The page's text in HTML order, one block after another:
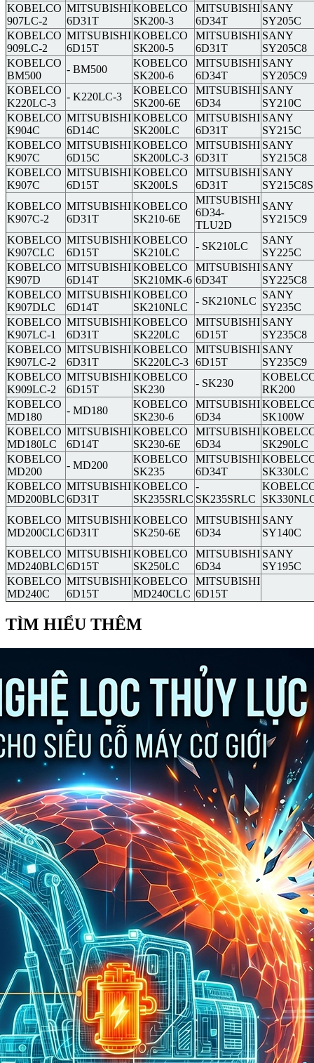
KOBELCO
907LC-2
MITSUBISHI
6D31T
KOBELCO
SK200-3
MITSUBISHI
6D34T
SANY
SY205C
KOBELCO
909LC-2
MITSUBISHI
6D15T
KOBELCO
SK200-5
MITSUBISHI
6D31T
SANY
SY205C8
KOBELCO
BM500
- BM500
KOBELCO
SK200-6
MITSUBISHI
6D34T
SANY
SY205C9
KOBELCO
K220LC-3
- K220LC-3
KOBELCO
SK200-6E
MITSUBISHI
6D34
SANY
SY210C
KOBELCO
K904C
MITSUBISHI
6D14C
KOBELCO
SK200LC
MITSUBISHI
6D31T
SANY
SY215C
KOBELCO
K907C
MITSUBISHI
6D15C
KOBELCO
SK200LC-3
MITSUBISHI
6D31T
SANY
SY215C8
KOBELCO
K907C
MITSUBISHI
6D15T
KOBELCO
SK200LS
MITSUBISHI
6D31T
SANY
SY215C8S
KOBELCO
K907C-2
MITSUBISHI
6D31T
KOBELCO
SK210-6E
MITSUBISHI
6D34-
TLU2D
SANY
SY215C9
KOBELCO
K907CLC
MITSUBISHI
6D15T
KOBELCO
SK210LC
- SK210LC
SANY
SY225C
KOBELCO
K907D
MITSUBISHI
6D14T
KOBELCO
SK210MK-6
MITSUBISHI
6D34T
SANY
SY225C8
KOBELCO
K907DLC
MITSUBISHI
6D14T
KOBELCO
SK210NLC
- SK210NLC
SANY
SY235C
KOBELCO
K907LC-1
MITSUBISHI
6D31T
KOBELCO
SK220LC
MITSUBISHI
6D15T
SANY
SY235C8
KOBELCO
K907LC-2
MITSUBISHI
6D31T
KOBELCO
SK220LC-3
MITSUBISHI
6D15T
SANY
SY235C9
KOBELCO
K909LC-2
MITSUBISHI
6D15T
KOBELCO
SK230
- SK230
RK200
KOBELCO
MD180
- MD180
KOBELCO
SK230-6
MITSUBISHI
6D34
SK100W
KOBELCO
MD180LC
MITSUBISHI
6D14T
KOBELCO
SK230-6E
MITSUBISHI
6D34
SK290LC
KOBELCO
MD200
- MD200
KOBELCO
SK235
MITSUBISHI
6D34T
SK330LC
KOBELCO
MD200BLC
MITSUBISHI
6D31T
KOBELCO
SK235SRLC
-
SK235SRLC
KOBELCO
MD200CLC
MITSUBISHI
6D31T
KOBELCO
SK250-6E
MITSUBISHI
6D34
SANY
SY140C
KOBELCO
MD240BLC
MITSUBISHI
6D15T
KOBELCO
SK250LC
MITSUBISHI
6D34
SANY
SY195C
KOBELCO
MD240C
MITSUBISHI
6D15T
KOBELCO
MD240CLC
MITSUBISHI
6D15T
TÌM HIỂU THÊM